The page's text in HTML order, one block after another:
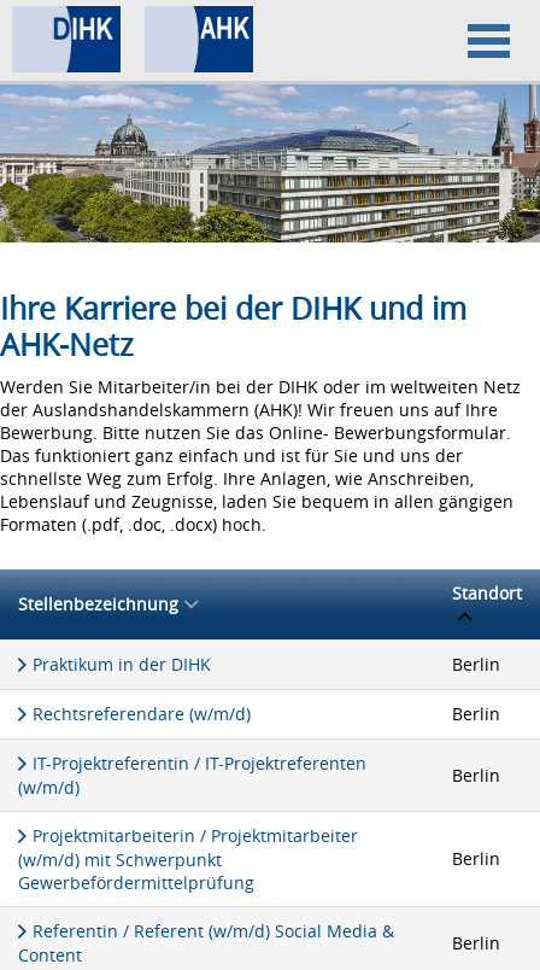
Home
Datenschutz
Impressum
Ihre Karriere bei der DIHK und im
AHK-Netz
Werden Sie Mitarbeiter/in bei der DIHK oder im weltweiten Netz
der Auslandshandelskammern (AHK)! Wir freuen uns auf Ihre
Bewerbung. Bitte nutzen Sie das Online- Bewerbungsformular.
Das funktioniert ganz einfach und ist für Sie und uns der
schnellste Weg zum Erfolg. Ihre Anlagen, wie Anschreiben,
Lebenslauf und Zeugnisse, laden Sie bequem in allen gängigen
Formaten (.pdf, .doc, .docx) hoch.
Stellenbezeichnung Standort
Praktikum in der DIHK Berlin
Rechtsreferendare (w/m/d) Berlin
IT-Projektreferentin / IT-Projektreferenten
(w/m/d)
Berlin
Projektmitarbeiterin / Projektmitarbeiter
(w/m/d) mit Schwerpunkt
Gewerbefördermittelprüfung
Berlin
Referentin / Referent (w/m/d) Social Media &
Content
Berlin